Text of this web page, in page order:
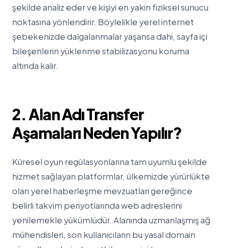
şekilde analiz eder ve kişiyi en yakın fiziksel sunucu
noktasına yönlendirir. Böylelikle yerel internet
şebekenizde dalgalanmalar yaşansa dahi, sayfa içi
bileşenlerin yüklenme stabilizasyonu koruma
altında kalır.
2. Alan Adı Transfer
Aşamaları Neden Yapılır?
Küresel oyun regülasyonlarına tam uyumlu şekilde
hizmet sağlayan platformlar, ülkemizde yürürlükte
olan yerel haberleşme mevzuatları gereğince
belirli takvim periyotlarında web adreslerini
yenilemekle yükümlüdür. Alanında uzmanlaşmış ağ
mühendisleri, son kullanıcıların bu yasal domain